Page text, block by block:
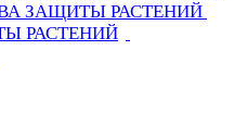
ЗАЩИТЫ РАСТЕНИЙ
РАСТЕНИЙ